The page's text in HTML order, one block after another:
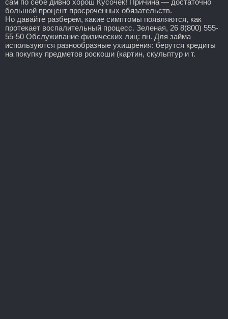
большой процент просроченных обязательств.
Но давайте разберем, какие симптомы появляются, как
протекает воспалительный процесс. Зеленая, 26 8(800) 555-
55-50 Обслуживание физических лиц: пн. Для займа
используются разнообразные ухищрения: берутся кредиты
на покупку предметов роскоши (картин, скульптур и т.